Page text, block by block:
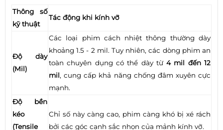
Thông số
kỹ thuật
Tác động khi kính vỡ
Độ dày
(Mil)
Các loại phim cách nhiệt thông thường dày
khoảng 1.5 - 2 mil. Tuy nhiên, các dòng phim an
toàn chuyên dụng có thể dày từ4 mil đến 12
mil, cung cấp khả năng chống đâm xuyên cực
mạnh.
Độ bền
kéo
(Tensile
Chỉ số này càng cao, phim càng khó bị xé rách
bởi các góc cạnh sắc nhọn của mảnh kính vỡ.